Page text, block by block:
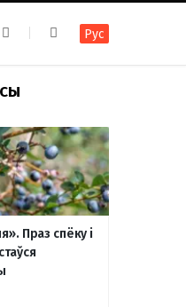
т
а
т
е
Рус
Праз спёку і